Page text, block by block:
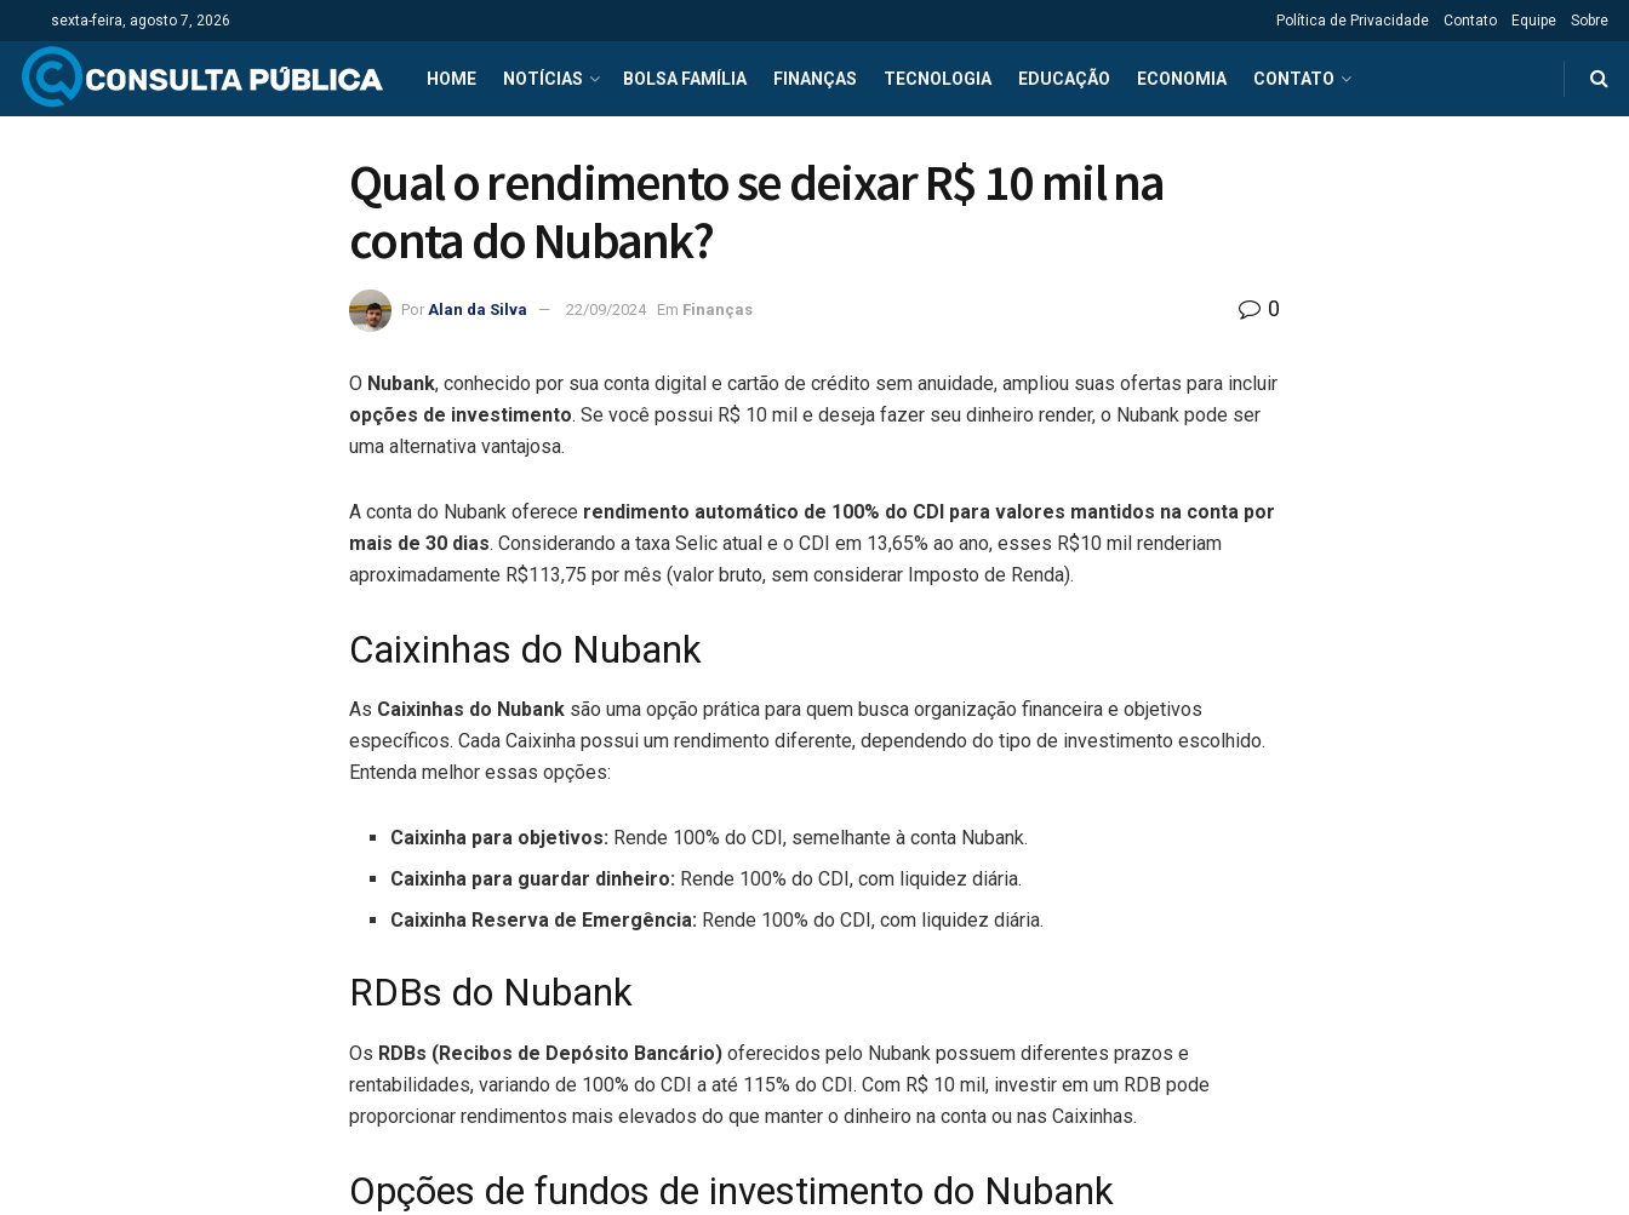
sexta-feira, agosto 7, 2026 Política de Privacidade Contato Equipe Sobre
HOME NOTÍCIAS BOLSA FAMÍLIA FINANÇAS TECNOLOGIA EDUCAÇÃO ECONOMIA CONTATO
Qual o rendimento se deixar R$ 10 mil na
conta do Nubank?
Por Alan da Silva 22/09/2024 Em Finanças 0
O Nubank, conhecido por sua conta digital e cartão de crédito sem anuidade, ampliou suas ofertas para incluir
opções de investimento. Se você possui R$ 10 mil e deseja fazer seu dinheiro render, o Nubank pode ser
uma alternativa vantajosa.
A conta do Nubank oferece rendimento automático de 100% do CDI para valores mantidos na conta por
mais de 30 dias. Considerando a taxa Selic atual e o CDI em 13,65% ao ano, esses R$10 mil renderiam
aproximadamente R$113,75 por mês (valor bruto, sem considerar Imposto de Renda).
Caixinhas do Nubank
As Caixinhas do Nubank são uma opção prática para quem busca organização financeira e objetivos
específicos. Cada Caixinha possui um rendimento diferente, dependendo do tipo de investimento escolhido.
Entenda melhor essas opções:
Caixinha para objetivos: Rende 100% do CDI, semelhante à conta Nubank.
Caixinha para guardar dinheiro: Rende 100% do CDI, com liquidez diária.
Caixinha Reserva de Emergência: Rende 100% do CDI, com liquidez diária.
RDBs do Nubank
Os RDBs (Recibos de Depósito Bancário) oferecidos pelo Nubank possuem diferentes prazos e
rentabilidades, variando de 100% do CDI a até 115% do CDI. Com R$ 10 mil, investir em um RDB pode
proporcionar rendimentos mais elevados do que manter o dinheiro na conta ou nas Caixinhas.
Opções de fundos de investimento do Nubank